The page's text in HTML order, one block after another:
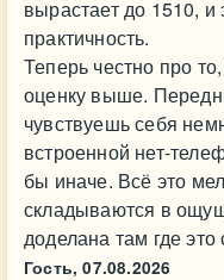
вырастает до 1510, и
практичность.
Теперь честно про
оценку выше.
чувствуешь себя
встроенной нет-
бы иначе. Всё это
складываются в
доделана там где
Гость, 07.08.2026